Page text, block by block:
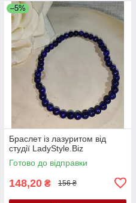
–5%
Браслет із лазуритом від
студії LadyStyle.Biz
Готово до відправки
148,20 ₴ 156 ₴